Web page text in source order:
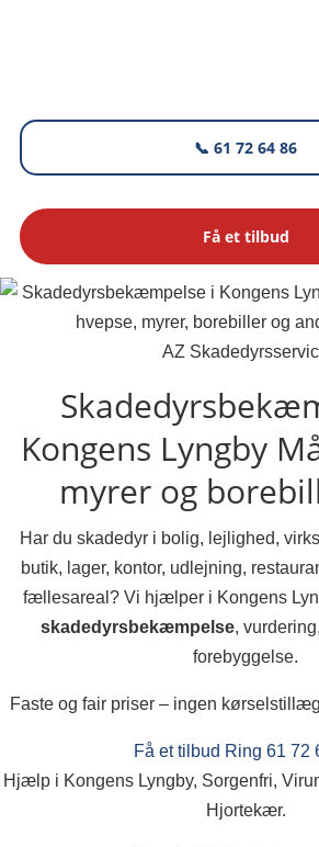
📞 61 72 64 86
Få et tilbud
AZ
Kongens Lyngby
myrer og
Har du skadedyr i bolig, lejlighed,
butik, lager, kontor, udlejning,
fællesareal? Vi hjælper i Kongens
skadedyrsbekæmpelse,
forebyggelse.
Faste og fair priser – ingen
Få et tilbud Ring 61 72
Hjælp i Kongens Lyngby, Sorgenfri,
Hjortekær.